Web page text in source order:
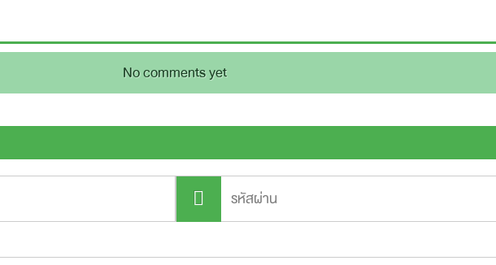
No comments yet